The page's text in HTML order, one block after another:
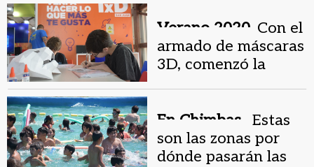
Verano 2020. Con el
armado de máscaras
3D, comenzó la
creatividad
En Chimbas .
Estas
son las zonas por
dónde pasarán las